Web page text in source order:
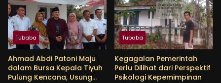
Warga
Tubaba
Ahmad Abdi Patoni Maju
dalam Bursa Kepala Tiyuh
Pulung Kencana, Usung
Tubaba
Kegagalan Pemerintah
Perlu Dilihat dari Perspektif
Psikologi Kepemimpinan